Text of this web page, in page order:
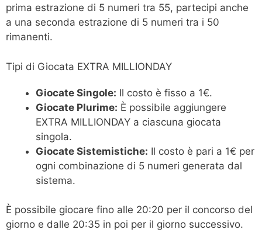
prima estrazione di 5 numeri tra 55, partecipi anche
a una seconda estrazione di 5 numeri tra i 50
rimanenti.
Tipi di Giocata EXTRA MILLIONDAY
Giocate Singole: Il costo è fisso a 1€.
Giocate Plurime: È possibile aggiungere
EXTRA MILLIONDAY a ciascuna giocata
singola.
Giocate Sistemistiche: Il costo è pari a 1€ per
ogni combinazione di 5 numeri generata dal
sistema.
È possibile giocare fino alle 20:20 per il concorso del
giorno e dalle 20:35 in poi per il giorno successivo.